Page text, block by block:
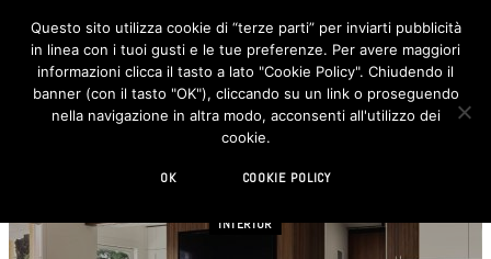
F
c
e
b
o
I
n
s
t
INTERIOR
Questo sito utilizza cookie di “terze parti” per inviarti pubblicità
in linea con i tuoi gusti e le tue preferenze. Per avere maggiori
informazioni clicca il tasto a lato "Cookie Policy". Chiudendo il
banner (con il tasto "OK"), cliccando su un link o proseguendo
nella navigazione in altra modo, acconsenti all'utilizzo dei
cookie.
OK COOKIE POLICY